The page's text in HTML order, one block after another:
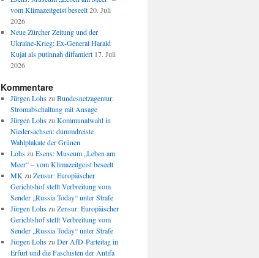
vom Klimazeitgeist beseelt 20. Juli
2026
Neue Zürcher Zeitung und der
Ukraine-Krieg: Ex-General Harald
Kujat als putinnah diffamiert 17. Juli
2026
Kommentare
Jürgen Lohszu Bundesnetzagentur:
Stromabschaltung mit Ansage
Jürgen Lohszu Kommunalwahl in
Niedersachsen: dummdreiste
Wahlplakate der Grünen
Lohszu Esens: Museum „Leben am
Meer“ – vom Klimazeitgeist beseelt
MK zu Zensur: Europäischer
Gerichtshof stellt Verbreitung vom
Sender „Russia Today“ unter Strafe
Jürgen Lohszu Zensur: Europäischer
Gerichtshof stellt Verbreitung vom
Sender „Russia Today“ unter Strafe
Jürgen Lohszu Der AfD-Parteitag in
Erfurt und die Faschisten der Antifa